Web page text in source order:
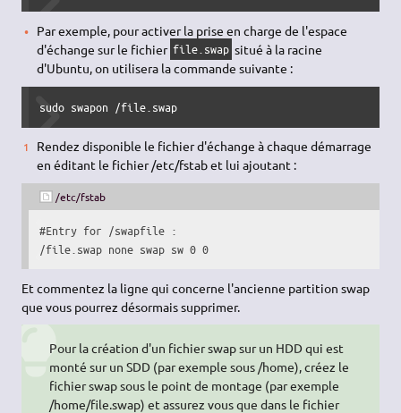
Par exemple, pour activer la prise en charge de l'espace
d'échange sur le fichier file.swap situé à la racine
d'Ubuntu, on utilisera la commande suivante :
sudo swapon /file.swap
Rendez disponible le fichier d'échange à chaque démarrage
en éditant le fichier /etc/fstab et lui ajoutant :
/etc/fstab
#Entry for /swapfile :
/file.swap none swap sw 0 0
Et commentez la ligne qui concerne l'ancienne partition swap
que vous pourrez désormais supprimer.
Pour la création d'un fichier swap sur un HDD qui est
monté sur un SDD (par exemple sous /home), créez le
fichier swap sous le point de montage (par exemple
/home/file.swap) et assurez vous que dans le fichier